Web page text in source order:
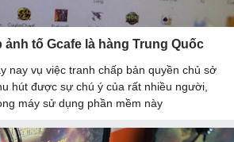
tố Gcafe là hàng Trung Quốc
nay vụ việc tranh chấp bản quyền chủ sở
hút được sự chú ý của rất nhiều người,
máy sử dụng phần mềm này